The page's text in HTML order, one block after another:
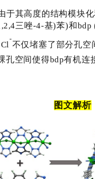
于其高度的结构模块
三唑-4-基)苯)和bdp
Cl
-
不仅堵塞了部分孔空
孔空间使得bdp有机连
图文解析